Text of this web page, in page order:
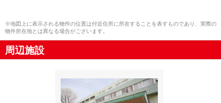
※地図上に表示される物件の位置は付近住所に所在することを表すものであり、実際の
物件所在地とは異なる場合がございます。
周辺施設